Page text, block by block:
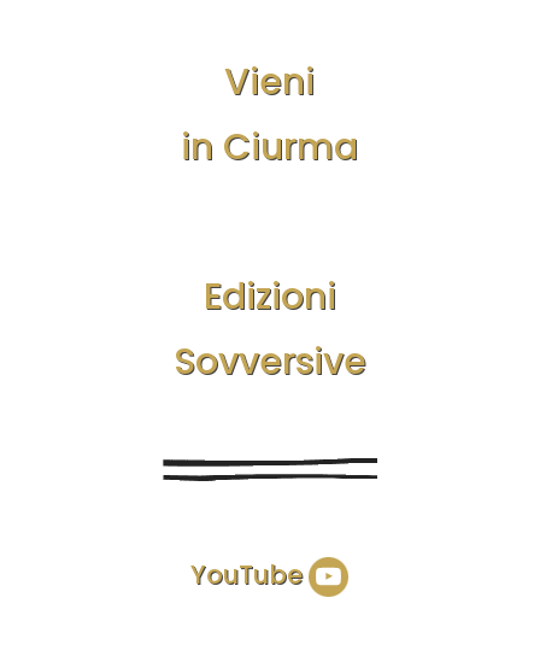
Vieni
in Ciurma
Edizioni
Sovversive
YouTube